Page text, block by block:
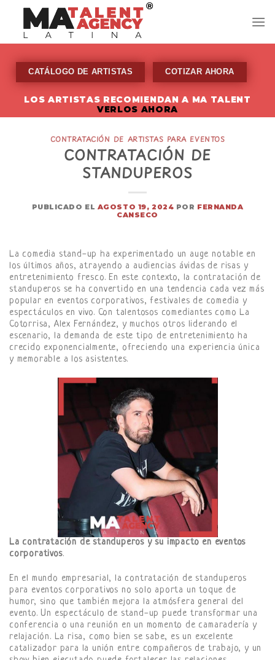
content
CATÁLOGO DE ARTISTAS COTIZAR AHORA
LOS ARTISTAS RECOMIENDAN A MA TALENT
VERLOS AHORA
CONTRATACIÓN DE ARTISTAS PARA EVENTOS
CONTRATACIÓN DE
STANDUPEROS
PUBLICADO EL AGOSTO 19, 2024 POR FERNANDA
CANSECO
La comedia stand-up ha experimentado un auge notable en
los últimos años, atrayendo a audiencias ávidas de risas y
entretenimiento fresco. En este contexto, la contratación de
standuperos se ha convertido en una tendencia cada vez más
popular en eventos corporativos, festivales de comedia y
espectáculos en vivo. Con talentosos comediantes como La
Cotorrisa, Alex Fernández, y muchos otros liderando el
escenario, la demanda de este tipo de entretenimiento ha
crecido exponencialmente, ofreciendo una experiencia única
y memorable a los asistentes.
La contratación de standuperos y su impacto en eventos
corporativos.
En el mundo empresarial, la contratación de standuperos
para eventos corporativos no solo aporta un toque de
humor, sino que también mejora la atmósfera general del
evento. Un espectáculo de stand-up puede transformar una
conferencia o una reunión en un momento de camaradería y
relajación. La risa, como bien se sabe, es un excelente
catalizador para la unión entre compañeros de trabajo, y un